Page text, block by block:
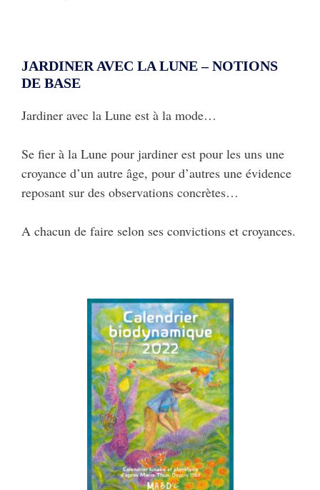
JARDINER AVEC LA LUNE – NOTIONS
DE BASE
Jardiner avec la Lune est à la mode…
Se fier à la Lune pour jardiner est pour les uns une
croyance d’un autre âge, pour d’autres une évidence
reposant sur des observations concrètes…
A chacun de faire selon ses convictions et croyances.